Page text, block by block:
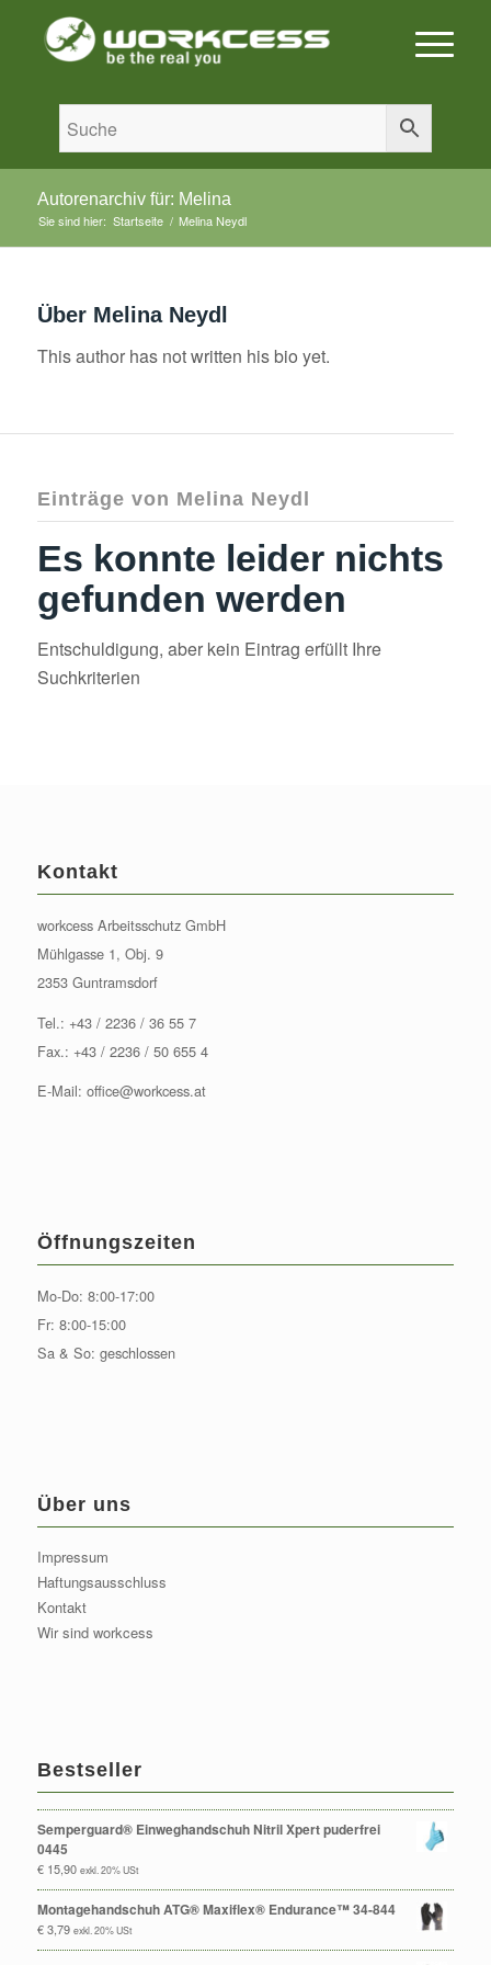
Autorenarchiv für: Melina
Sie sind hier: Startseite / Melina Neydl
Über Melina Neydl
This author has not written his bio yet.
Einträge von Melina Neydl
Es konnte leider nichts
gefunden werden
Entschuldigung, aber kein Eintrag erfüllt Ihre
Suchkriterien
Kontakt
workcess Arbeitsschutz GmbH
Mühlgasse 1, Obj. 9
2353 Guntramsdorf
Tel.: +43 / 2236 / 36 55 7
Fax.: +43 / 2236 / 50 655 4
E-Mail: office@workcess.at
Öffnungszeiten
Mo-Do: 8:00-17:00
Fr: 8:00-15:00
Sa & So: geschlossen
Über uns
Impressum
Haftungsausschluss
Kontakt
Wir sind workcess
Bestseller
Semperguard® Einweghandschuh Nitril Xpert puderfrei
0445
€15,90 exkl. 20% USt
Montagehandschuh ATG® Maxiflex® Endurance™ 34-844
€3,79 exkl. 20% USt